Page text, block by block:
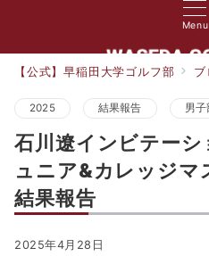
Menu
【公式】早稲田大学ゴルフ部 ブ
2025 結果報告 男子
石川遼インビテー
ュニア&カレッジマ
結果報告
2025年4月28日